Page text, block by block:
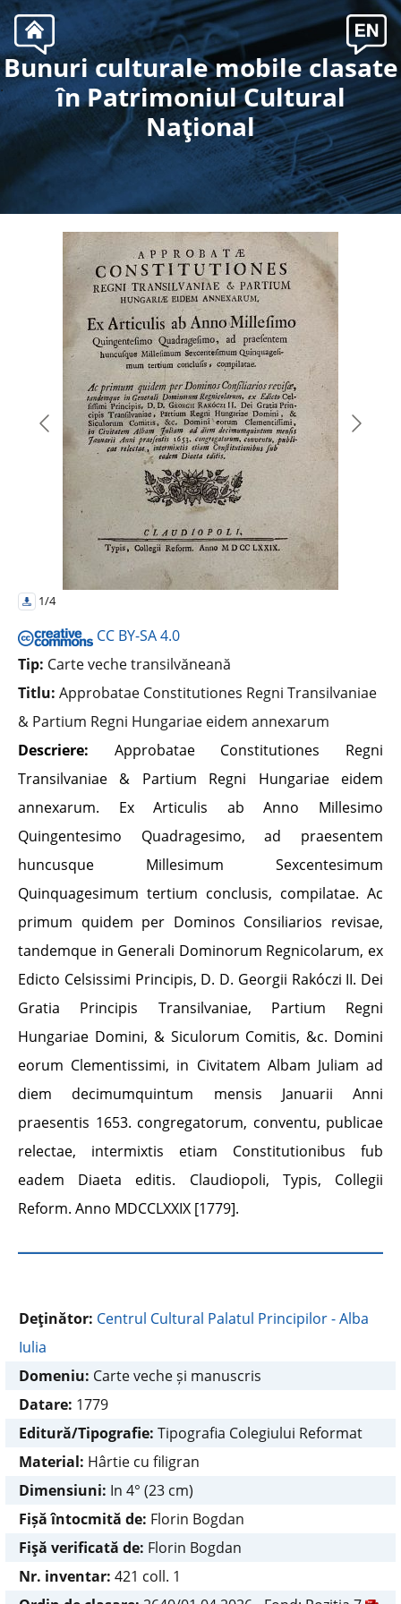
.
Bunuri culturale mobile clasate
în Patrimoniul Cultural
Naţional
1/4
CC BY-SA 4.0
Tip: Carte veche transilvăneană
Titlu: Approbatae Constitutiones Regni Transilvaniae
& Partium Regni Hungariae eidem annexarum
Descriere: Approbatae Constitutiones Regni
Transilvaniae & Partium Regni Hungariae eidem
annexarum. Ex Articulis ab Anno Millesimo
Quingentesimo Quadragesimo, ad praesentem
huncusque Millesimum Sexcentesimum
Quinquagesimum tertium conclusis, compilatae. Ac
primum quidem per Dominos Consiliarios revisae,
tandemque in Generali Dominorum Regnicolarum, ex
Edicto Celsissimi Principis, D. D. Georgii Rakóczi II. Dei
Gratia Principis Transilvaniae, Partium Regni
Hungariae Domini, & Siculorum Comitis, &c. Domini
eorum Clementissimi, in Civitatem Albam Juliam ad
diem decimumquintum mensis Januarii Anni
praesentis 1653. congregatorum, conventu, publicae
relectae, intermixtis etiam Constitutionibus fub
eadem Diaeta editis. Claudiopoli, Typis, Collegii
Reform. Anno MDCCLXXIX [1779].
Deţinător: Centrul Cultural Palatul Principilor - Alba
Iulia
Domeniu: Carte veche și manuscris
Datare: 1779
Editură/Tipografie: Tipografia Colegiului Reformat
Material: Hârtie cu filigran
Dimensiuni: In 4° (23 cm)
Fișă întocmită de: Florin Bogdan
Fişă verificată de: Florin Bogdan
Nr. inventar: 421 coll. 1